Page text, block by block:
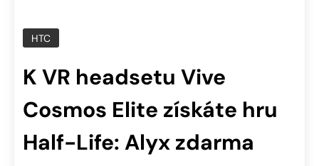
HTC
K VR headsetu Vive
Cosmos Elite získáte hru
Half-Life: Alyx zdarma